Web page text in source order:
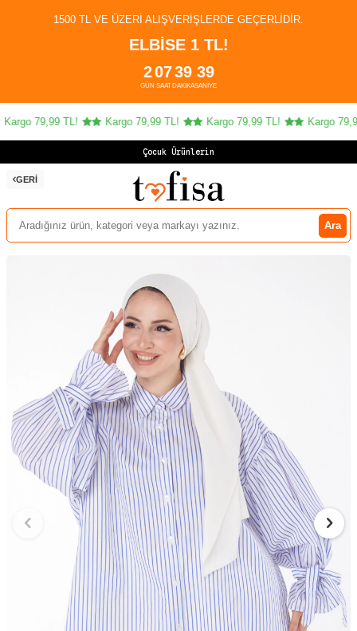
1500 TL VE ÜZERI ALIŞVERIŞLERDE GEÇERLIDIR.
ELBİSE 1 TL!
2
GÜN
07
SAAT
39
DAKIKA
39
SANIYE
79,99 TL! Kargo 79,99 TL! Kargo 79,99 TL! Kargo
Çocuk Ürünlerinde
GERI
Ara